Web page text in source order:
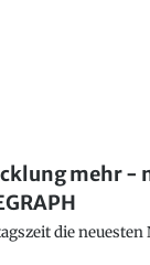
mehr -
die neuesten